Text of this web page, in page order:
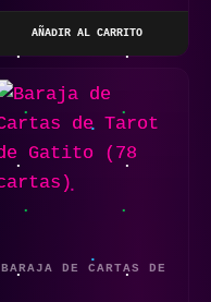
AÑADIR AL CARRITO
BARAJA DE CARTAS DE